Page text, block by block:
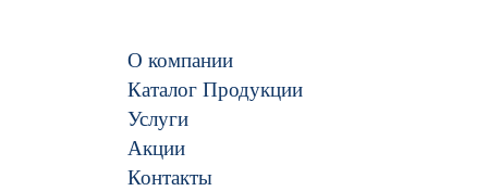
О компании
Каталог Продукции
Услуги
Акции
Контакты